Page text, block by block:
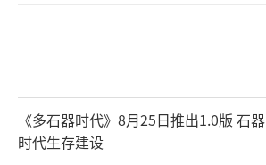
《多石器时代》8月25日推出1.0版 石器
时代生存建设